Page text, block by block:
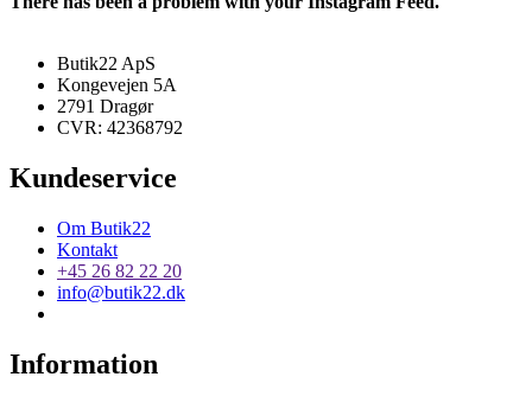
Butik22 ApS
Kongevejen 5A
2791 Dragør
CVR: 42368792
Kundeservice
Om Butik22
Kontakt
+45 26 82 22 20
info@butik22.dk
Information